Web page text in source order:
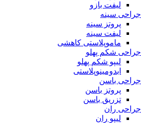
لیفت بازو
جراحی سینه
پروتز سینه
لیفت سینه
ماموپلاستی کاهشی
جراحی شکم پهلو
لیپو شکم پهلو
ابدومینوپلاستی
جراحی باسن
پروتز باسن
تزریق باسن
جراحی ران
لیپو ران